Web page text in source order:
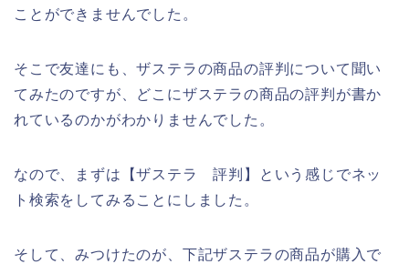
ことができませんでした。
そこで友達にも、ザステラの商品の評判について聞い
てみたのですが、どこにザステラの商品の評判が書か
れているのかがわかりませんでした。
なので、まずは【ザステラ 評判】という感じでネッ
ト検索をしてみることにしました。
そして、みつけたのが、下記ザステラの商品が購入で